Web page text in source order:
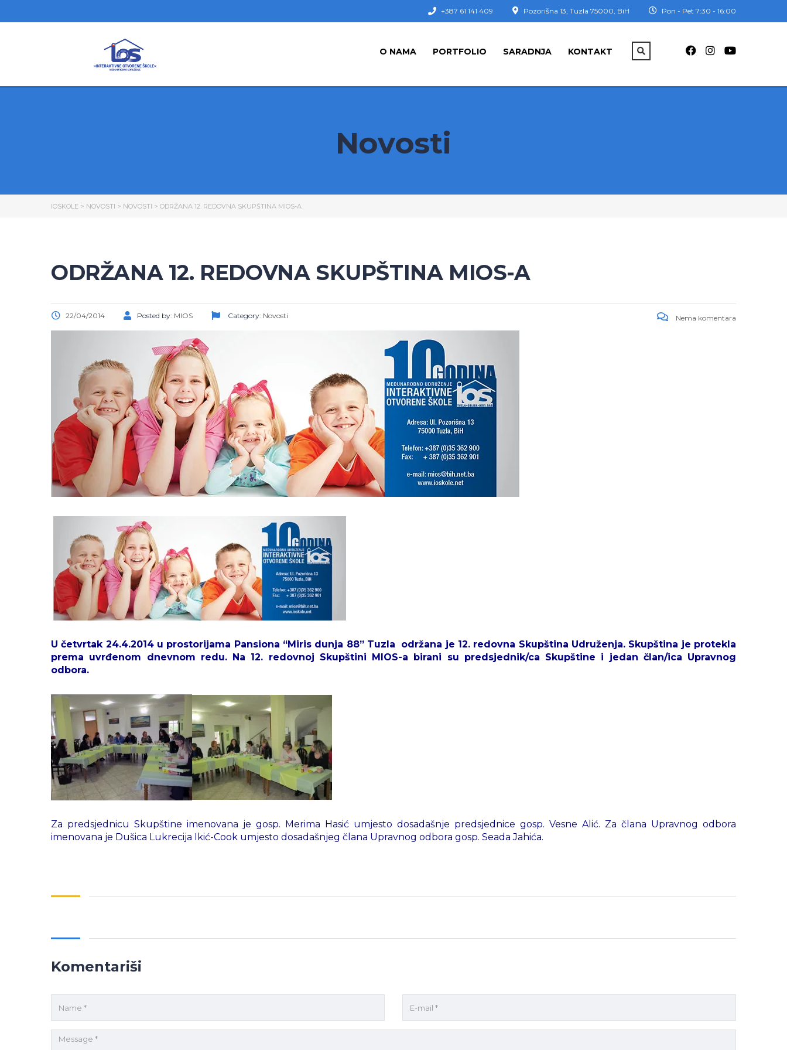
Pon - Pet 7:30 - 16:00
Pozorišna 13, Tuzla 75000, BiH
+387 61 141 409
O NAMA PORTFOLIO SARADNJA KONTAKT
Novosti
IOSKOLE > NOVOSTI > NOVOSTI > ODRŽANA 12. REDOVNA SKUPŠTINA MIOS-A
ODRŽANA 12. REDOVNA SKUPŠTINA MIOS-A
22/04/2014 Posted by: MIOS Category: Novosti Nema komentara
U četvrtak 24.4.2014 u prostorijama Pansiona “Miris dunja 88” Tuzla održana je 12. redovna Skupština Udruženja. Skupština je protekla
prema uvrđenom dnevnom redu. Na 12. redovnoj Skupštini MIOS-a birani su predsjednik/ca Skupštine i jedan član/ica Upravnog
odbora.
Za predsjednicu Skupštine imenovana je gosp. Merima Hasić umjesto dosadašnje predsjednice gosp. Vesne Alić. Za člana Upravnog odbora
imenovana je Dušica Lukrecija Ikić-Cook umjesto dosadašnjeg člana Upravnog odbora gosp. Seada Jahića.
Komentariši